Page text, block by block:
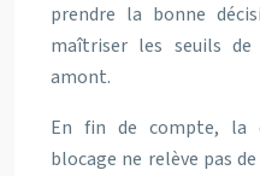
prendre la bonne
maîtriser les seuils de
amont.
En fin de compte, la
blocage ne relève pas